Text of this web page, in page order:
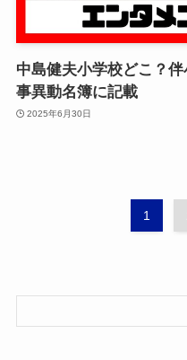
中島健夫小学校どこ？
事異動名簿に記載
2025年6月30日
1